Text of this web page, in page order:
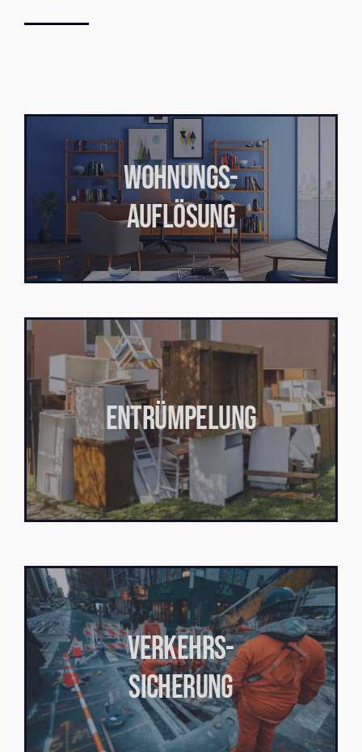
WOHNUNGS-
AUFLÖSUNG
ENTRÜMPELUNG
VERKEHRS-
SICHERUNG